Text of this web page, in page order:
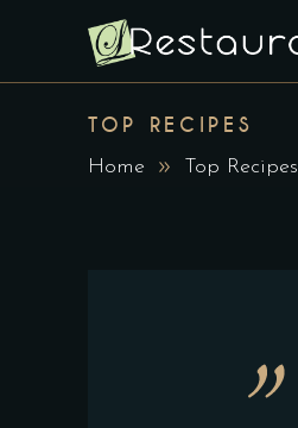
TOP RECIPES
Home Top Recipes